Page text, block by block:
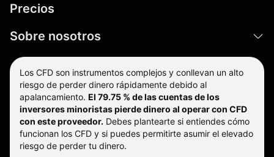
Precios
Sobre nosotros
Los CFD son instrumentos complejos y conllevan un alto
riesgo de perder dinero rápidamente debido al
apalancamiento. El 79.75 % de las cuentas de los
inversores minoristas pierde dinero al operar con CFD
con este proveedor. Debes plantearte si entiendes cómo
funcionan los CFD y si puedes permitirte asumir el elevado
riesgo de perder tu dinero.